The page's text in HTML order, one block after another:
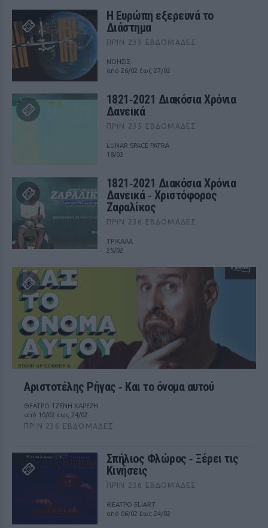
Η Ευρώπη εξερευνά το
Διάστημα
ΠΡΙΝ 233 ΕΒΔΟΜΆΔΕΣ
ΝΟΗΣΙΣ
από 26/02 έως 27/02
1821‑2021 Διακόσια Χρόνια
Δανεικά
ΠΡΙΝ 235 ΕΒΔΟΜΆΔΕΣ
LUNAR SPACE PATRA
18/03
1821‑2021 Διακόσια Χρόνια
Δανεικά ‑ Χριστόφορος
Ζαραλίκος
ΠΡΙΝ 236 ΕΒΔΟΜΆΔΕΣ
ΤΡΙΚΑΛΑ
25/02
Αριστοτέλης Ρήγας ‑ Kαι το όνομα αυτού
ΘΕΑΤΡΟ ΤΖΕΝΗ ΚΑΡΕΖΗ
από 10/02 έως 24/02
ΠΡΙΝ 236 ΕΒΔΟΜΆΔΕΣ
Σπήλιος Φλώρος ‑ Ξέρει τις
Κινήσεις
ΠΡΙΝ 236 ΕΒΔΟΜΆΔΕΣ
ΘΕΑΤΡΟ ELIART
από 06/02 έως 24/02